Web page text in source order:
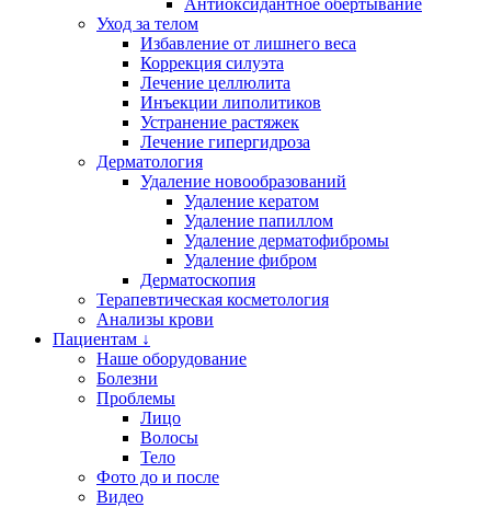
Антиоксидантное обертывание
Уход за телом
Избавление от лишнего веса
Коррекция силуэта
Лечение целлюлита
Инъекции липолитиков
Устранение растяжек
Лечение гипергидроза
Дерматология
Удаление новообразований
Удаление кератом
Удаление папиллом
Удаление дерматофибромы
Удаление фибром
Дерматоскопия
Терапевтическая косметология
Анализы крови
Пациентам ↓
Наше оборудование
Болезни
Проблемы
Лицо
Волосы
Тело
Фото до и после
Видео